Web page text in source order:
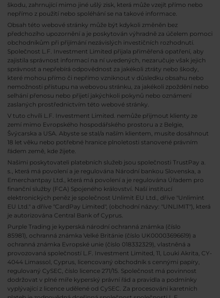
škodu, zahrnující mimo jiné ušlý zisk, která může vzejít přímo nebo
nepřímo z použití nebo spoléhání se na takové informace.
Obsah této webové stránky může být kdykoli změněn bez
předchozího upozornění a je poskytován výhradně za účelem pomoci
obchodníkům při přijímání nezávislých investičních rozhodnutí.
Společnost L.F. Investment Limited přijala přiměřená opatření, aby
zajistila správnost informací na ní uvedených, nezaručuje však jejich
správnost a nepřebírá odpovědnost za jakékoli ztráty nebo škody,
které mohou přímo či nepřímo vzniknout v důsledku obsahu nebo
nemožnosti přístupu na webovou stránku, za jakékoli zpoždění nebo
selhání přenosu nebo přijetí jakýchkoli pokynů nebo oznámení
zaslaných prostřednictvím této webové stránky.
V tuto chvíli L.F. Investment Limited. nemůže přijmout klienty ze
zemí mimo Evropského hospodářského prostoru a z Belgie,
Švýcarska a USA. Abyste se stal/a naším klientem, musíte dosáhnout
18 let věku nebo potřebné hranice plnoletosti stanovené právním
řádem země, kde žijete.
Našimi poskytovateli platebních služeb jsou společnosti TrustPay a.
s., která má povolení a je regulována Národní bankou Slovenska, a
Emerchantpay Ltd., která má povolení a je regulována Úřadem pro
finanční služby (FCA) Spojeného království. Naší institucí
elektronických peněz je společnost Unlimit EU Ltd., dříve "Unlimint
EU Ltd." a dříve "CardPay Limited", (obchodní názvy: "UNLIMIT"), která
je autorizována Central Bank of Cyprus.
Purple Trading je kyperská národní ochranná známka (číslo
85981), ochranná známka Velké Británie (číslo UK00003696619) a
ochranná známka Evropské unie (číslo 018332329), vlastněná a
provozovaná společností L.F. Investment Limited, 11, Louki Akrita, CY-
4044 Limassol, Cyprus, licencovaný obchodník s cennými papíry,
regulovaný CySEC, číslo licence 271/15. Společnost má povinnost
dodržovat v plné míře kyperský právní řád a pravidla a podmínky
vyplývající z licence udělené od CySEC. Za procesování karetních